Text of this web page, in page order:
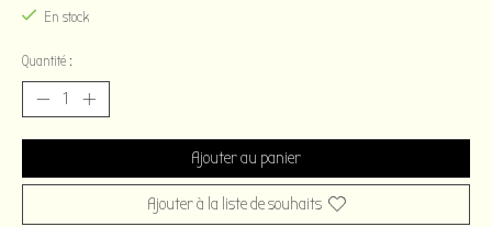
En stock
Quantité :
Ajouter au panier
Ajouter à la liste de souhaits